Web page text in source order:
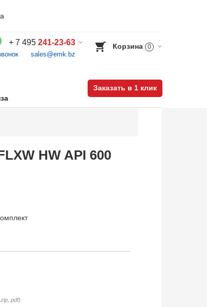
+ 7 495 241-23-63
sales@emk.bz
Корзина 0
Заказать в 1 клик
HW API 600
pdf).